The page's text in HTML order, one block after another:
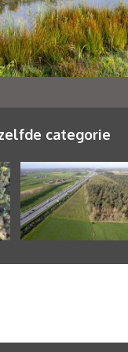
categorie